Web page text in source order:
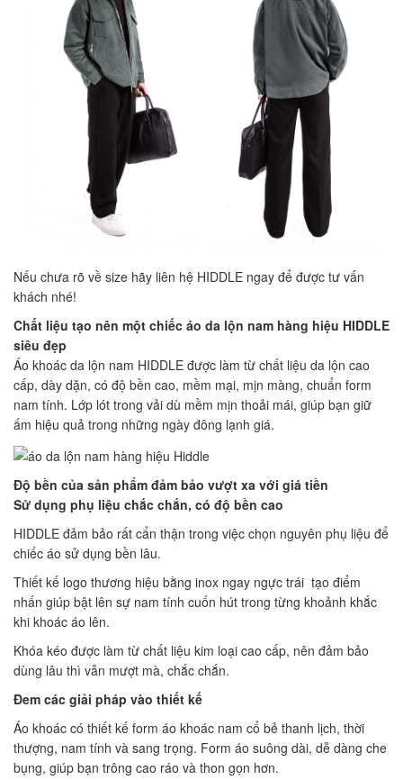
Nếu chưa rõ về size hãy liên hệ HIDDLE ngay để được tư vấn
khách nhé!
Chất liệu tạo nên một chiếc áo da lộn nam hàng hiệu HIDDLE
siêu đẹp
Áo khoác da lộn nam HIDDLE được làm từ chất liệu da lộn cao
cấp, dày dặn, có độ bền cao, mềm mại, mịn màng, chuẩn form
nam tính. Lớp lót trong vải dù mềm mịn thoải mái, giúp bạn giữ
ấm hiệu quả trong những ngày đông lạnh giá.
Độ bền của sản phẩm đảm bảo vượt xa với giá tiền
Sử dụng phụ liệu chắc chắn, có độ bền cao
HIDDLE đảm bảo rất cẩn thận trong việc chọn nguyên phụ liệu để
chiếc áo sử dụng bền lâu.
Thiết kế logo thương hiệu bằng inox ngay ngực trái tạo điểm
nhấn giúp bật lên sự nam tính cuốn hút trong từng khoảnh khắc
khi khoác áo lên.
Khóa kéo được làm từ chất liệu kim loại cao cấp, nên đảm bảo
dùng lâu thì vẫn mượt mà, chắc chắn.
Đem các giải pháp vào thiết kế
Áo khoác có thiết kế form áo khoác nam cổ bẻ thanh lịch, thời
thượng, nam tính và sang trọng. Form áo suông dài, dễ dàng che
bụng, giúp bạn trông cao ráo và thon gọn hơn.